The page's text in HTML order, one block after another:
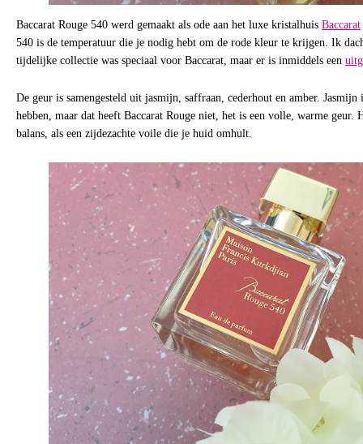
Baccarat Rouge 540 werd gemaakt als ode aan het luxe kristalhuis Baccarat
540 is de temperatuur die je nodig hebt om de rode kleur te krijgen. Ik
tijdelijke collectie was speciaal voor Baccarat, maar er is inmiddels een
De geur is samengesteld uit jasmijn, saffraan, cederhout en amber. Jasmijn
hebben, maar dat heeft Baccarat Rouge niet, het is een volle, warme
balans, als een zijdezachte voile die je huid omhult.